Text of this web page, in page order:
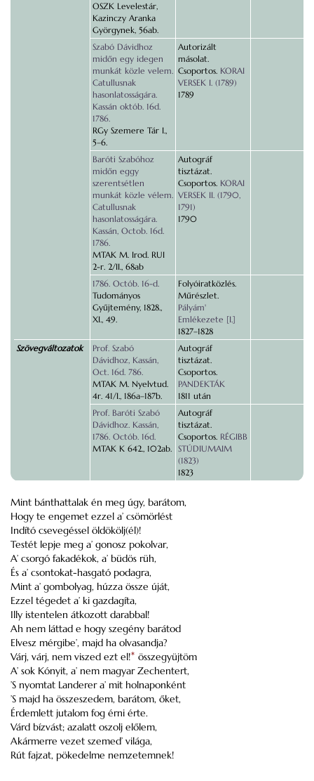
OSZK Levelestár,
Kazinczy Aranka
Györgynek, 56ab.
Szabó Dávidhoz
midőn egy idegen
munkát közle velem.
Catullusnak
hasonlatosságára.
Kassán októb. 16d.
1786.
RGy Szemere Tár I.,
5–6.
Autorizált
másolat.
Csoportos. KORAI
VERSEK I. (1789)
1789
Baróti Szabóhoz
midőn eggy
szerentsétlen
munkát közle vélem.
Catullusnak
hasonlatosságára.
Kassán, Octob. 16d.
1786.
MTAK M. Irod. RUI
2-r. 2/II., 68ab
Autográf
tisztázat.
Csoportos. KORAI
VERSEK II. (1790,
1791)
1790
1786. Octób. 16-d.
Tudományos
Gyűjtemény, 1828.,
XI., 49.
Folyóiratközlés.
Műrészlet.
Pályám'
Emlékezete [I.]
1827–1828
Szövegváltozatok
Prof. Szabó
Dávidhoz, Kassán,
Oct. 16d. 786.
MTAK M. Nyelvtud.
4r. 41/I., 186a–187b.
Autográf
tisztázat.
Csoportos.
PANDEKTÁK
1811 után
Prof. Baróti Szabó
Dávidhoz. Kassán,
1786. Octób. 16d.
MTAK K 642., 102ab.
Autográf
tisztázat.
Csoportos. RÉGIBB
STÚDIUMAIM
(1823)
1823
Mint bánthattalak én meg úgy, barátom,
Hogy te engemet ezzel a’ csömörlést
Indító csevegéssel öldökölj(él)!
Testét lepje meg a’ gonosz pokolvar,
A’ csorgó fakadékok, a’ büdös rüh,
És a’ csontokat-hasgató podagra,
Mint a’ gombolyag, húzza össze úját,
Ezzel tégedet a’ ki gazdagíta,
Illy istentelen átkozott darabbal!
Ah nem láttad e hogy szegény barátod
Elvesz mérgibe’, majd ha olvasandja?
Várj, várj, nem viszed ezt el!* összegyüjtöm
A’ sok Kónyit, a’ nem magyar Zechentert,
’S nyomtat Landerer a’ mit holnaponként
’S majd ha összeszedem, barátom, őket,
Érdemlett jutalom fog érni érte.
Várd bízvást; azalatt oszolj előlem,
Akármerre vezet szemed’ világa,
Rút fajzat, pökedelme nemzetemnek!